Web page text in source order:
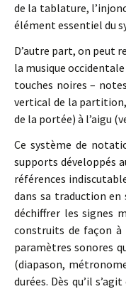
de la tablature,
élément essentiel du
D’autre part, on peut
la musique
touches noires –
vertical de la
de la portée) à l’aigu
Ce système de
supports développés
références
dans sa traduction
déchiffrer les signes
construits de façon
paramètres sonores
(diapason,
durées. Dès qu’il